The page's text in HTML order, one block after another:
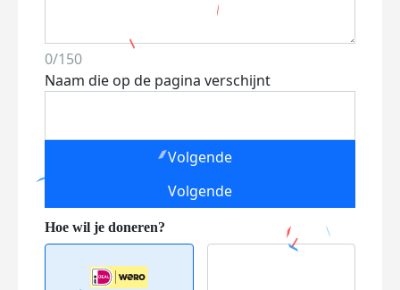
0/150
Naam die op de pagina verschijnt
Volgende
Volgende